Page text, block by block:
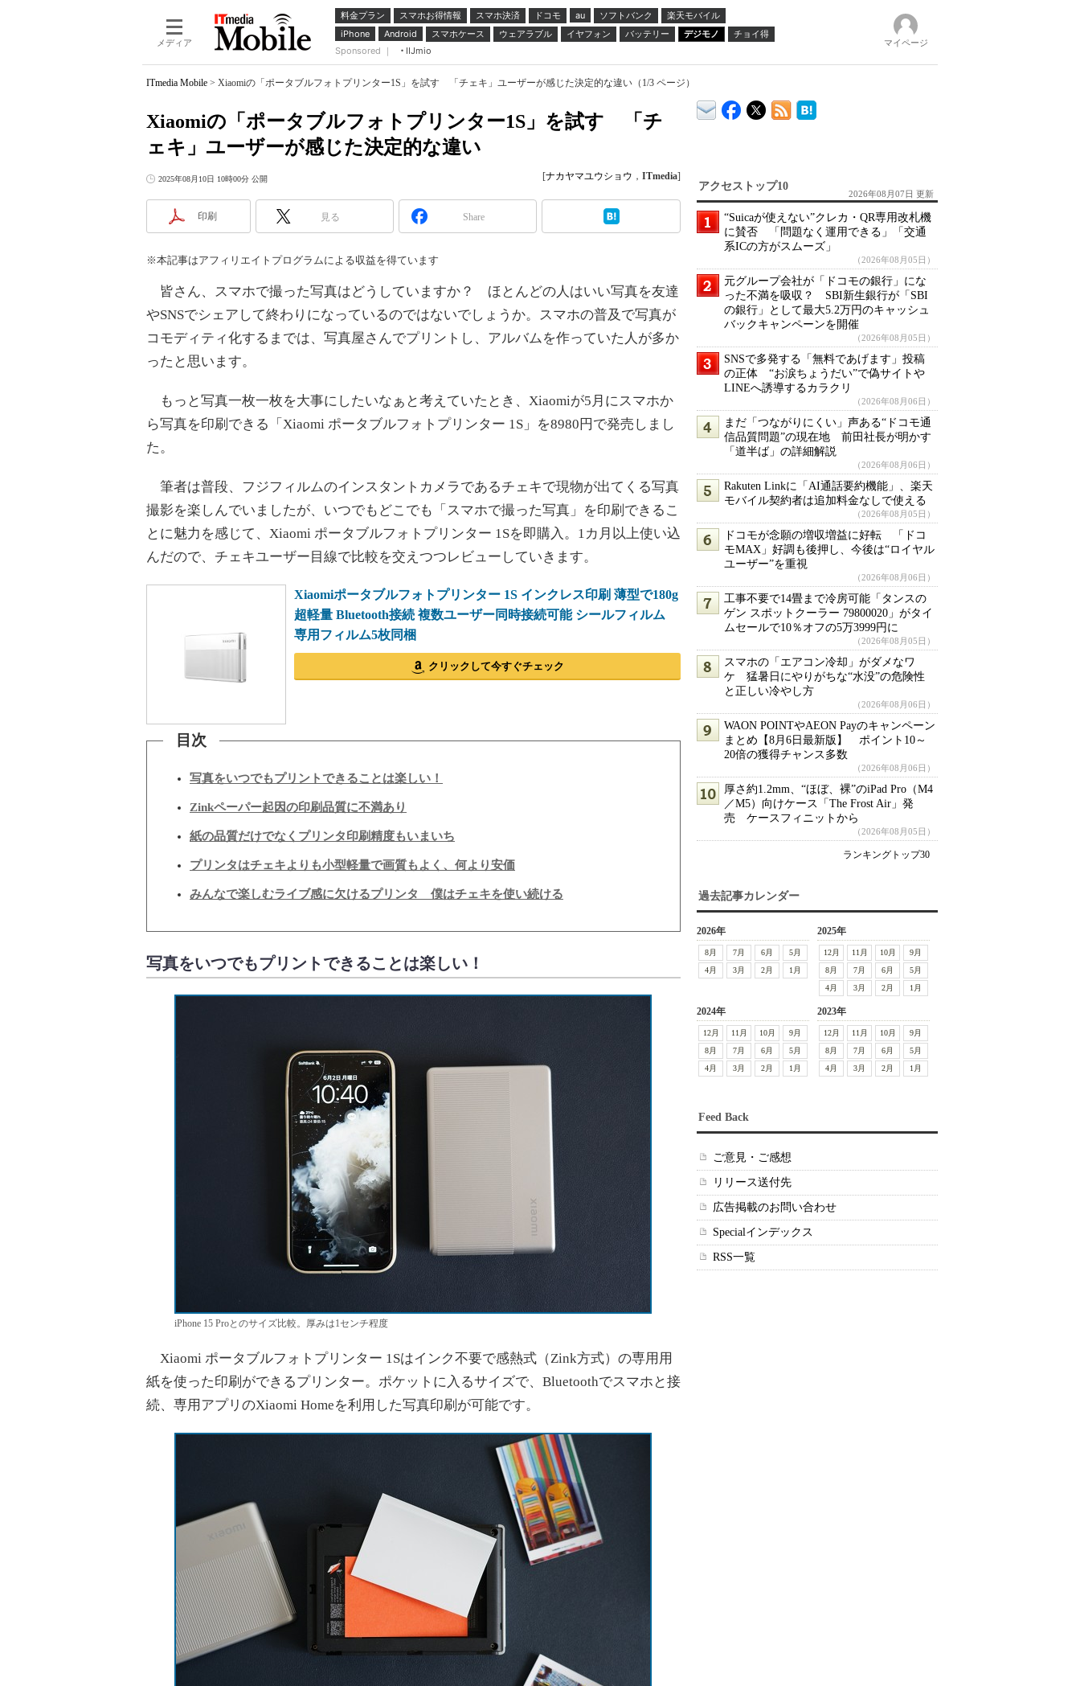
メディア
料金プラン スマホお得情報 スマホ決済 ドコモ au ソフトバンク
楽天モバイル
iPhone
Android スマホケース ウェアラブル イヤフォン バッテリー デジモノ
チョイ得
Sponsored ｜
IIJmio
マイページ
ITmedia Mobile > Xiaomiの「ポータブルフォトプリンター1S」を試す 「チェキ」ユーザーが感じた決定的な違い（1/3 ページ）
Xiaomiの「ポータブルフォトプリンター1S」を試す 「チ
ェキ」ユーザーが感じた決定的な違い
2025年08月10日 10時00分 公開 [ナカヤマユウショウ ， ITmedia]
印刷 見る Share
※本記事はアフィリエイトプログラムによる収益を得ています
皆さん、スマホで撮った写真はどうしていますか？ ほとんどの人はいい写真を友達
やSNSでシェアして終わりになっているのではないでしょうか。スマホの普及で写真が
コモディティ化するまでは、写真屋さんでプリントし、アルバムを作っていた人が多か
ったと思います。
もっと写真一枚一枚を大事にしたいなぁと考えていたとき、Xiaomiが5月にスマホか
ら写真を印刷できる「Xiaomi ポータブルフォトプリンター 1S」を8980円で発売しまし
た。
筆者は普段、フジフィルムのインスタントカメラであるチェキで現物が出てくる写真
撮影を楽しんでいましたが、いつでもどこでも「スマホで撮った写真」を印刷できるこ
とに魅力を感じて、Xiaomi ポータブルフォトプリンター 1Sを即購入。1カ月以上使い込
んだので、チェキユーザー目線で比較を交えつつレビューしていきます。
Xiaomiポータブルフォトプリンター 1S インクレス印刷 薄型で180g
超軽量 Bluetooth接続 複数ユーザー同時接続可能 シールフィルム
専用フィルム5枚同梱
クリックして今すぐチェック
目次
写真をいつでもプリントできることは楽しい！
Zinkペーパー起因の印刷品質に不満あり
紙の品質だけでなくプリンタ印刷精度もいまいち
プリンタはチェキよりも小型軽量で画質もよく、何より安価
みんなで楽しむライブ感に欠けるプリンタ 僕はチェキを使い続ける
写真をいつでもプリントできることは楽しい！
iPhone 15 Proとのサイズ比較。厚みは1センチ程度
Xiaomi ポータブルフォトプリンター 1Sはインク不要で感熱式（Zink方式）の専用用
紙を使った印刷ができるプリンター。ポケットに入るサイズで、Bluetoothでスマホと接
続、専用アプリのXiaomi Homeを利用した写真印刷が可能です。
アクセストップ10
2026年08月07日 更新
“Suicaが使えない”クレカ・QR専用改札機
に賛否 「問題なく運用できる」「交通
系ICの方がスムーズ」
（2026年08月05日）
元グループ会社が「ドコモの銀行」にな
った不満を吸収？ SBI新生銀行が「SBI
の銀行」として最大5.2万円のキャッシュ
バックキャンペーンを開催
（2026年08月05日）
SNSで多発する「無料であげます」投稿
の正体 “お涙ちょうだい”で偽サイトや
LINEへ誘導するカラクリ
（2026年08月06日）
まだ「つながりにくい」声ある“ドコモ通
信品質問題”の現在地 前田社長が明かす
「道半ば」の詳細解説
（2026年08月06日）
Rakuten Linkに「AI通話要約機能」、楽天
モバイル契約者は追加料金なしで使える
（2026年08月05日）
ドコモが念願の増収増益に好転 「ドコ
モMAX」好調も後押し、今後は“ロイヤル
ユーザー”を重視
（2026年08月06日）
工事不要で14畳まで冷房可能「タンスの
ゲン スポットクーラー 79800020」がタイ
ムセールで10％オフの5万3999円に
（2026年08月05日）
スマホの「エアコン冷却」がダメなワ
ケ 猛暑日にやりがちな“水没”の危険性
と正しい冷やし方
（2026年08月06日）
WAON POINTやAEON Payのキャンペーン
まとめ【8月6日最新版】 ポイント10～
20倍の獲得チャンス多数
（2026年08月06日）
厚さ約1.2mm、“ほぼ、裸”のiPad Pro（M4
／M5）向けケース「The Frost Air」発
売 ケースフィニットから
（2026年08月05日）
ランキングトップ30
過去記事カレンダー
2026年
8月 7月 6月
5月
4月
3月 2月 1月
2025年
12月 11月 10月
9月
8月
7月 6月
5月
4月
3月 2月 1月
2024年
12月 11月 10月
9月
8月
7月 6月
5月
4月
3月 2月 1月
2023年
12月 11月 10月
9月
8月
7月 6月
5月
4月
3月 2月 1月
Feed Back
ご意見・ご感想
リリース送付先
広告掲載のお問い合わせ
Specialインデックス
RSS一覧